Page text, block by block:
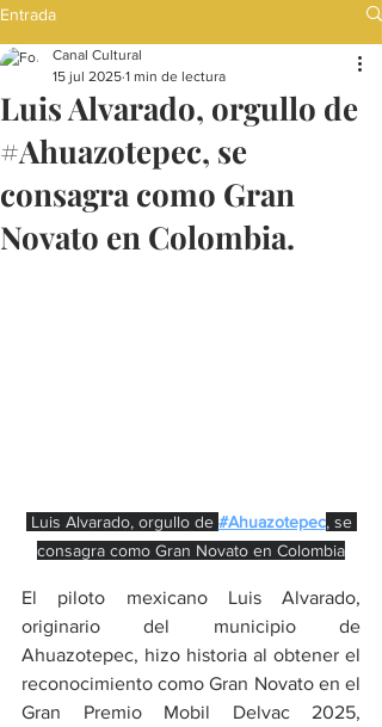
Entrada
Luis Alvarado, orgullo de
#Ahuazotepec, se
consagra como Gran
Novato en Colombia.
Canal Cultural
15 jul 2025 1 min de lectura
Luis Alvarado, orgullo de #Ahuazotepec, se
consagra como Gran Novato en Colombia
El piloto mexicano Luis Alvarado,
originario del municipio de
Ahuazotepec, hizo historia al obtener el
reconocimiento como Gran Novato en el
Gran Premio Mobil Delvac 2025,